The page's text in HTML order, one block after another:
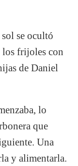
se ocultó
los frijoles con
de Daniel
lo
que
Una
y alimentarla.